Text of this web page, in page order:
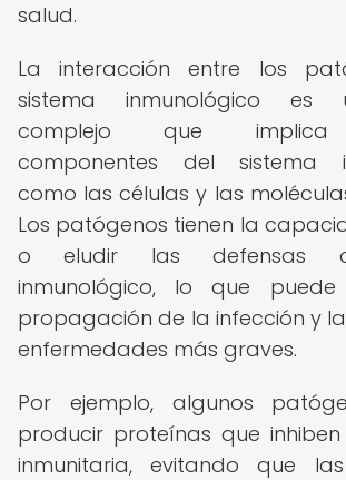
salud.
La interacción entre los
sistema inmunológico es
complejo que implica
componentes del sistema
como las células y las
Los patógenos tienen la
o eludir las defensas
inmunológico, lo que
propagación de la infección y
enfermedades más graves.
Por ejemplo, algunos
producir proteínas que
inmunitaria, evitando que